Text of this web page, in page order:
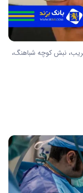
قریب، نبش کوچه شباهنگ،